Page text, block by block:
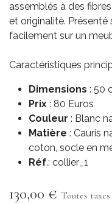
assemblés à des
et originalité. Présenté
facilement sur un
Caractéristiques
Dimensions : 50
Prix : 80 Euros
Couleur : Blanc
Matière : Cauris
coton, socle en
Réf.: collier_1
130,00 € Toutes